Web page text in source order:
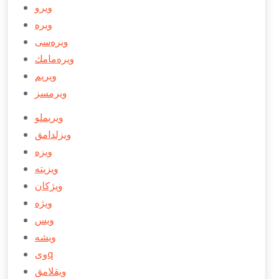
ویرو
ویره
ویره‌سی
ویره‌مامك
ویریم
ویرمسز
ویریملو
ویزلدامق
ویزه
ویزیته
ویژكان
ویژه
ویس
ویشه
ویq
ویقلامق